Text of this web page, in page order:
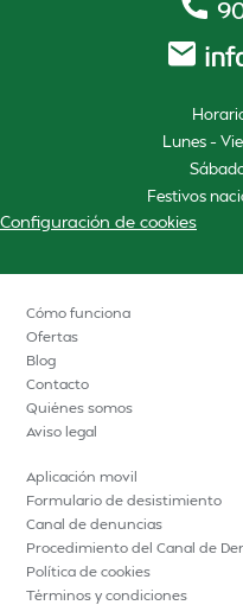
Lunes –
Festivos
Configuración de cookies
Cómo funciona
Ofertas
Blog
Contacto
Quiénes somos
Aviso legal
Aplicación movil
Formulario de desistimiento
Canal de denuncias
Procedimiento del Canal de
Política de cookies
Términos y condiciones